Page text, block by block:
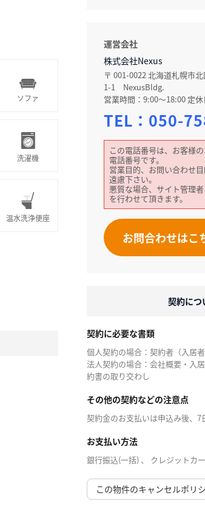
運営会社
株式会社Nexus
〒 001-0022 北海道札幌市
1-1 NexusBldg.
営業時間：9:00～18:00 定
TEL： 050-
この電話番号は、お客様
電話番号です。
営業目的、お問い合わせ
遠慮下さい。
悪質な場合、サイト管理
を行わせて頂きます。
お問合わせはこ
契約につ
契約に必要な書類
個人契約の場合：契約者（入居
法人契約の場合：会社概要・入
約書の取り交わし
その他の契約などの注意点
契約金のお支払いは申込み後、7
お支払い方法
銀行振込(一括) 、 クレジットカ
この物件のキャンセルポリ
ソファ
洗濯機
温水洗浄便座